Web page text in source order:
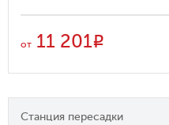
от 11 201R
Станция пересадки